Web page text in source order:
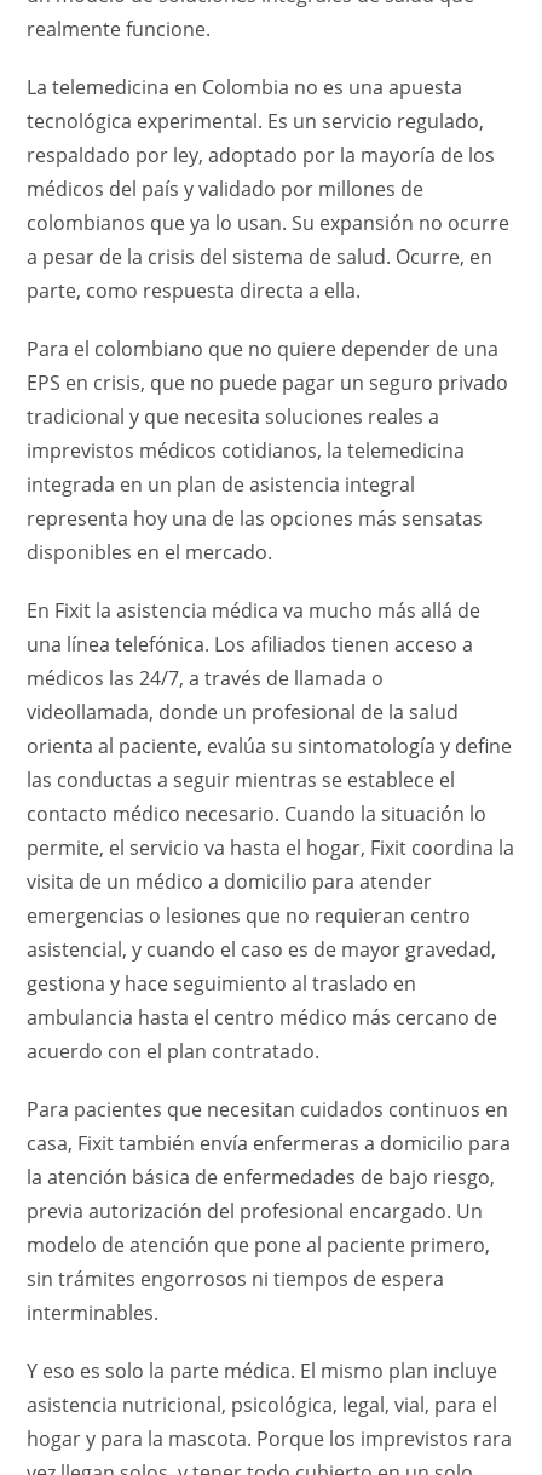
realmente funcione.
La telemedicina en Colombia no es una apuesta
tecnológica experimental. Es un servicio regulado,
respaldado por ley, adoptado por la mayoría de los
médicos del país y validado por millones de
colombianos que ya lo usan. Su expansión no ocurre
a pesar de la crisis del sistema de salud. Ocurre, en
parte, como respuesta directa a ella.
Para el colombiano que no quiere depender de una
EPS en crisis, que no puede pagar un seguro privado
tradicional y que necesita soluciones reales a
imprevistos médicos cotidianos, la telemedicina
integrada en un plan de asistencia integral
representa hoy una de las opciones más sensatas
disponibles en el mercado.
En Fixit la asistencia médica va mucho más allá de
una línea telefónica. Los afiliados tienen acceso a
médicos las 24/7, a través de llamada o
videollamada, donde un profesional de la salud
orienta al paciente, evalúa su sintomatología y define
las conductas a seguir mientras se establece el
contacto médico necesario. Cuando la situación lo
permite, el servicio va hasta el hogar, Fixit coordina la
visita de un médico a domicilio para atender
emergencias o lesiones que no requieran centro
asistencial, y cuando el caso es de mayor gravedad,
gestiona y hace seguimiento al traslado en
ambulancia hasta el centro médico más cercano de
acuerdo con el plan contratado.
Para pacientes que necesitan cuidados continuos en
casa, Fixit también envía enfermeras a domicilio para
la atención básica de enfermedades de bajo riesgo,
previa autorización del profesional encargado. Un
modelo de atención que pone al paciente primero,
sin trámites engorrosos ni tiempos de espera
interminables.
Y eso es solo la parte médica. El mismo plan incluye
asistencia nutricional, psicológica, legal, vial, para el
hogar y para la mascota. Porque los imprevistos rara